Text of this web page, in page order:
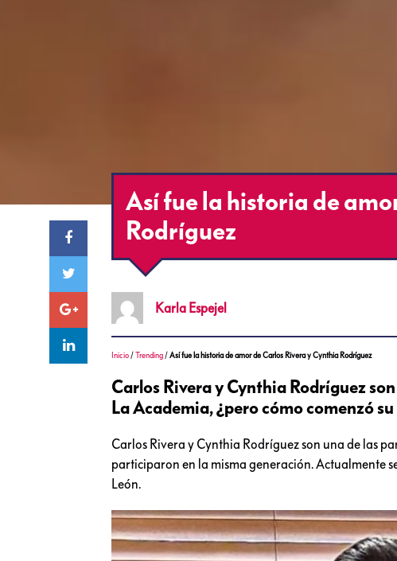
Así fue la historia de
Rodríguez
Karla Espejel
Inicio /Trending /Así fue la historia de amor de Carlos Rivera y Cynthia Rodríguez
Carlos Rivera y Cynthia Rodríguez
La Academia, ¿pero cómo comenzó
Carlos Rivera y Cynthia Rodríguez son una de las
participaron en la misma generación. Actualmente
León.